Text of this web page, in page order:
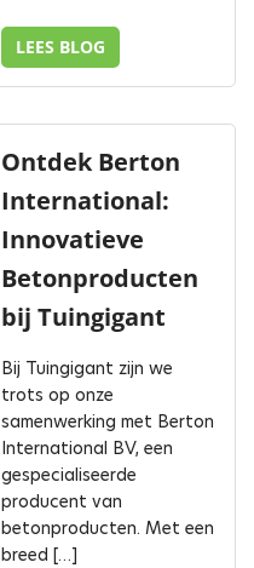
LEES BLOG
Ontdek Berton
International:
Innovatieve
Betonproducten
bij Tuingigant
Bij Tuingigant zijn we
trots op onze
samenwerking met Berton
International BV, een
gespecialiseerde
producent van
betonproducten. Met een
breed […]